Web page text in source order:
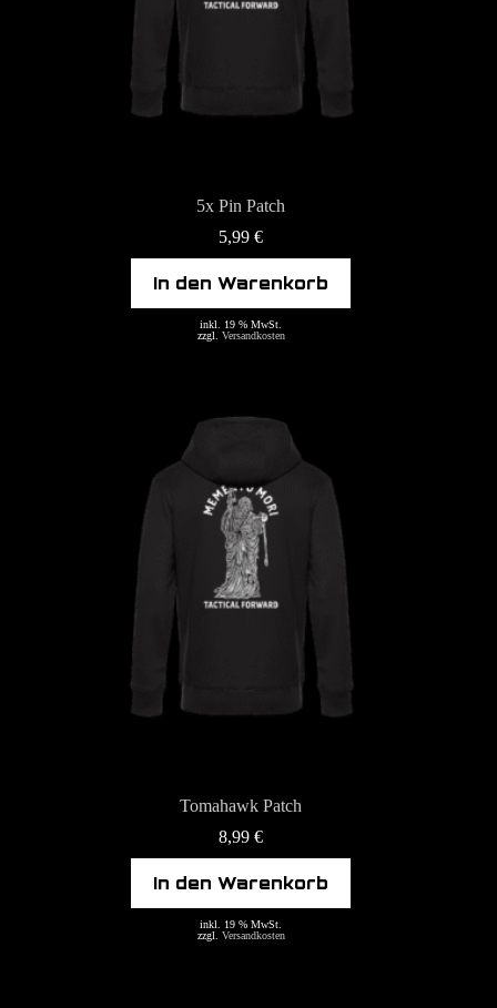
5x Pin Patch
5,99€
In den Warenkorb
inkl. 19 % MwSt.
zzgl. Versandkosten
Tomahawk Patch
8,99€
In den Warenkorb
inkl. 19 % MwSt.
zzgl. Versandkosten